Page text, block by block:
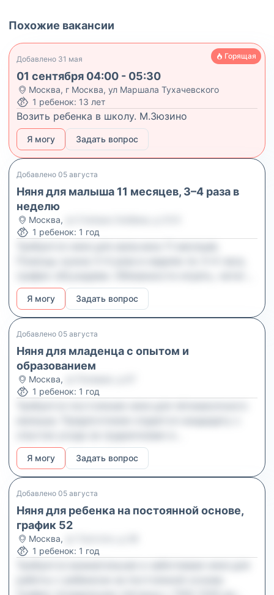
Похожие вакансии
Добавлено 31 мая Горящая
01 сентября 04:00 - 05:30
Москва, г Москва, ул Маршала Тухачевского
1 ребенок: 13 лет
Возить ребенка в школу. М.Зюзино
Я могу Задать вопрос
Добавлено 05 августа
Няня для малыша 11 месяцев, 3–4 раза в
неделю
Москва,
1 ребенок: 1 год
гулять, проводить время с ребёнком дома и,
если нужно, сопровождать на занятия
(например, в бассейн). Важно, чтобы вы были
добрым, ответственным и спокойным
человеком, легко находящим подход к детям.
Я могу Задать вопрос
Добавлено 05 августа
Няня для младенца с опытом и
образованием
Москва,
1 ребенок: 1 год
соответствующим образованием.
Я могу Задать вопрос
Добавлено 05 августа
Няня для ребенка на постоянной основе,
график 52
Москва,
1 ребенок: 1 год